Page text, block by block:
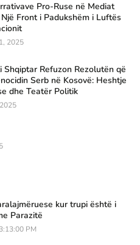
Pro-Ruse në Mediat
Front i Padukshëm i Luftës
2025
Shqiptar Refuzon Rezolutën që
Serb në Kosovë: Heshtje
dhe Teatër Politik
kur trupi është i
Parazitë
PM